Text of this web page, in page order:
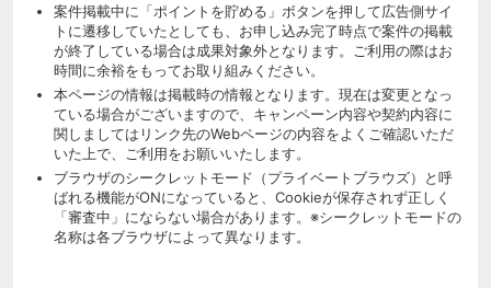
案件掲載中に「ポイントを貯める」ボタンを押して広告側サイ
トに遷移していたとしても、お申し込み完了時点で案件の掲載
が終了している場合は成果対象外となります。ご利用の際はお
時間に余裕をもってお取り組みください。
本ページの情報は掲載時の情報となります。現在は変更となっ
ている場合がございますので、キャンペーン内容や契約内容に
関しましてはリンク先のWebページの内容をよくご確認いただ
いた上で、ご利用をお願いいたします。
ブラウザのシークレットモード（プライベートブラウズ）と呼
ばれる機能がONになっていると、Cookieが保存されず正しく
「審査中」にならない場合があります。※シークレットモードの
名称は各ブラウザによって異なります。